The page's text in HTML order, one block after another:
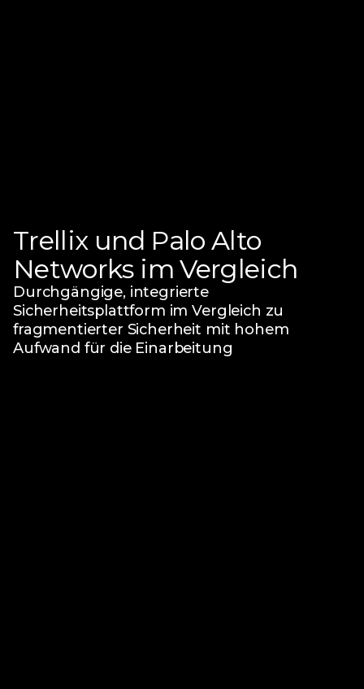
Trellix und Palo Alto
Networks im Vergleich
Durchgängige, integrierte
Sicherheitsplattform im Vergleich zu
fragmentierter Sicherheit mit hohem
Aufwand für die Einarbeitung